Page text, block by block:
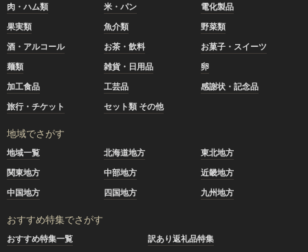
肉・ハム類 米・パン
電化製品
果実類
魚介類
野菜類
酒・アルコール
お茶・飲料
お菓子・スイーツ
麺類
雑貨・日用品
卵
加工食品
工芸品
感謝状・記念品
旅行・チケット
セット類 その他
地域でさがす
地域一覧 北海道地方
東北地方
関東地方
中部地方
近畿地方
中国地方
四国地方 九州地方
おすすめ特集でさがす
おすすめ特集一覧
訳あり返礼品特集